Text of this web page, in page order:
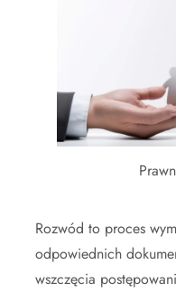
Rozwód to proces
odpowiednich
wszczęcia